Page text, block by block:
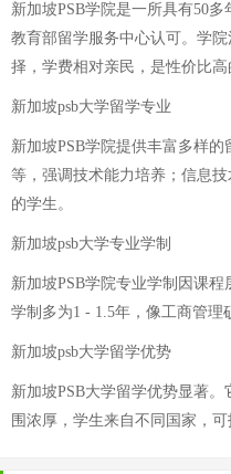
新加坡PSB学院是一所具有50
教育部留学服务中心认可。学
择，学费相对亲民，是性价比高
新加坡psb大学留学专业
新加坡PSB学院提供丰富多样
等，强调技术能力培养；信息
的学生。
新加坡psb大学专业学制
新加坡PSB学院专业学制因课
学制多为1 - 1.5年，像工商管理
新加坡psb大学留学优势
新加坡PSB大学留学优势显著
围浓厚，学生来自不同国家，